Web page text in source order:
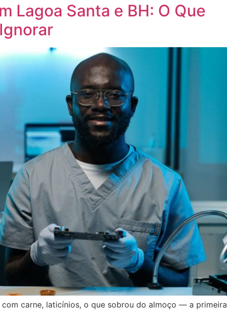
Lagoa Santa e BH: O Que
carne, laticínios, o que sobrou do almoço — a primeira